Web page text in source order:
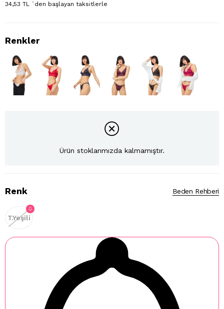
34,53 TL `den başlayan taksitlerle
Ürün stoklarımızda kalmamıştır.
Renk
T.Yeşili
Beden Rehberi